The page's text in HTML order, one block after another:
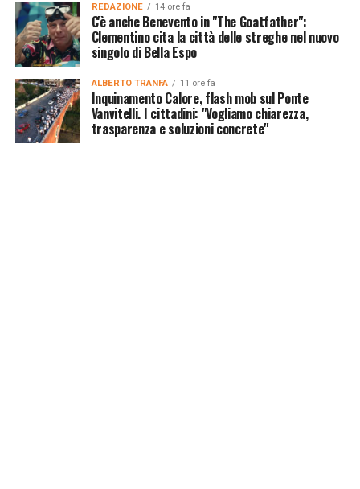
REDAZIONE 14 ore fa
C'è anche Benevento in "The Goatfather":
Clementino cita la città delle streghe nel nuovo
singolo di Bella Espo
ALBERTO TRANFA 11 ore fa
Inquinamento Calore, flash mob sul Ponte
Vanvitelli. I cittadini: "Vogliamo chiarezza,
trasparenza e soluzioni concrete"